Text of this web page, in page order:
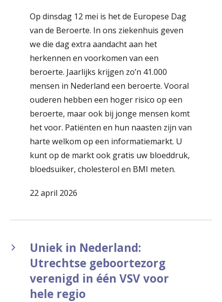
Op dinsdag 12 mei is het de Europese Dag
van de Beroerte. In ons ziekenhuis geven
we die dag extra aandacht aan het
herkennen en voorkomen van een
beroerte. Jaarlijks krijgen zo’n 41.000
mensen in Nederland een beroerte. Vooral
ouderen hebben een hoger risico op een
beroerte, maar ook bij jonge mensen komt
het voor. Patiënten en hun naasten zijn van
harte welkom op een informatiemarkt. U
kunt op de markt ook gratis uw bloeddruk,
bloedsuiker, cholesterol en BMI meten.
22 april 2026
Uniek in Nederland:
Utrechtse geboortezorg
verenigd in één VSV voor
hele regio